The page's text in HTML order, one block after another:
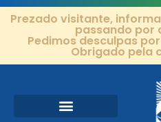
Prezado visitante,
passando por
Pedimos desculpas
Obrigado pela